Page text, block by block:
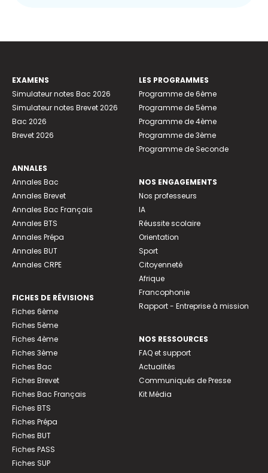
EXAMENS
Simulateur notes Bac 2026
Simulateur notes Brevet 2026
Bac 2026
Brevet 2026
ANNALES
Annales Bac
Annales Brevet
Annales Bac Français
Annales BTS
Annales Prépa
Annales BUT
Annales CRPE
FICHES DE RÉVISIONS
Fiches 6ème
Fiches 5ème
Fiches 4ème
Fiches 3ème
Fiches Bac
Fiches Brevet
Fiches Bac Français
Fiches BTS
Fiches Prépa
Fiches BUT
Fiches PASS
Fiches SUP
LES PROGRAMMES
Programme de 6ème
Programme de 5ème
Programme de 4ème
Programme de 3ème
Programme de Seconde
NOS ENGAGEMENTS
Nos professeurs
IA
Réussite scolaire
Orientation
Sport
Citoyenneté
Afrique
Francophonie
Rapport - Entreprise à mission
NOS RESSOURCES
FAQ et support
Actualités
Communiqués de Presse
Kit Média